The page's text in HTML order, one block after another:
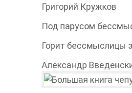
Григорий Кружков
Под парусом
Горит бессмыслицы
Александр